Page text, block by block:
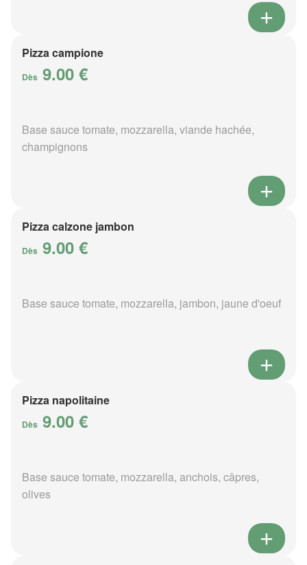
Pizza campione
Dès 9.00 €
Base sauce tomate, mozzarella, viande hachée,
champignons
Pizza calzone jambon
Dès 9.00 €
Base sauce tomate, mozzarella, jambon, jaune d'oeuf
Pizza napolitaine
Dès 9.00 €
Base sauce tomate, mozzarella, anchois, câpres,
olives